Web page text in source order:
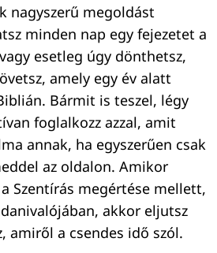
nagyszerű megoldást
minden nap egy fejezetet a
esetleg úgy dönthetsz,
amely egy év alatt
Bármit is teszel, légy
foglalkozz azzal, amit
annak, ha egyszerűen csak
az oldalon. Amikor
Szentírás megértése mellett,
akkor eljutsz
amiről a csendes idő szól.